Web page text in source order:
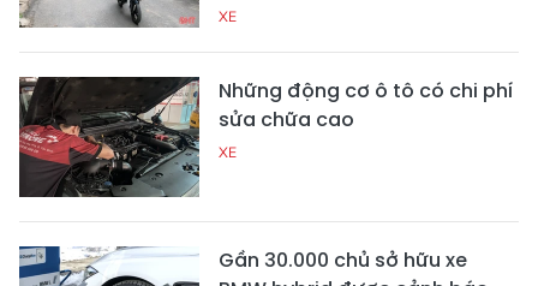
XE
Những động cơ ô tô có chi phí
sửa chữa cao
XE
Gần 30.000 chủ sở hữu xe